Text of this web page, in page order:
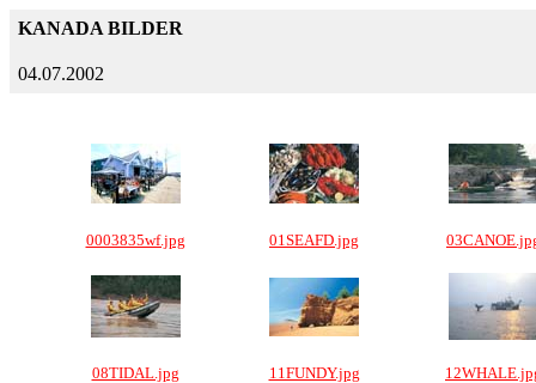
KANADA BILDER
04.07.2002
0003835wf.jpg 01SEAFD.jpg
08TIDAL.jpg 11FUNDY.jpg